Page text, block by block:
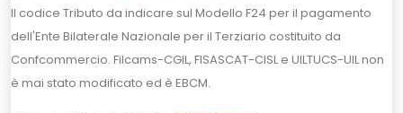
Il codice Tributo da indicare sul Modello F24 per il pagamento
dell'Ente Bilaterale Nazionale per il Terziario costituito da
Confcommercio. Filcams-CGIL, FISASCAT-CISL e UILTUCS-UIL non
è mai stato modificato ed è EBCM.